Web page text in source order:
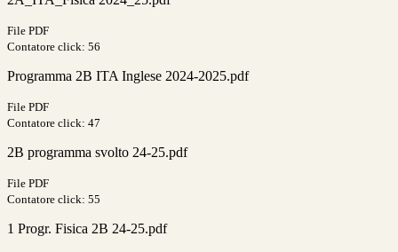
File PDF
Contatore click: 56
Programma 2B ITA Inglese 2024-2025.pdf
File PDF
Contatore click: 47
2B programma svolto 24-25.pdf
File PDF
Contatore click: 55
1 Progr. Fisica 2B 24-25.pdf